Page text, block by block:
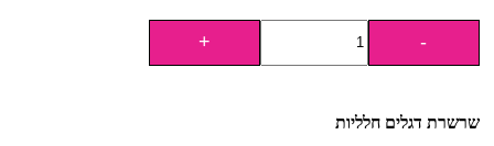
שרשרת דגלים חלליות